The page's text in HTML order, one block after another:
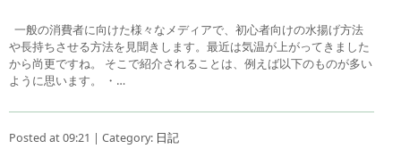
一般の消費者に向けた様々なメディアで、初心者向けの水揚げ方法
や長持ちさせる方法を見聞きします。最近は気温が上がってきました
から尚更ですね。 そこで紹介されることは、例えば以下のものが多い
ように思います。 ・…
Posted at 09:21 | Category: 日記